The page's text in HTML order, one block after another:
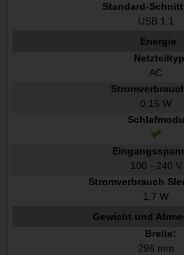
Standard-
USB 1.1
Energie
AC
0,15 W
100 - 240 V
Stromverbrauch
1,7 W
Gewicht und
Breite:
296 mm